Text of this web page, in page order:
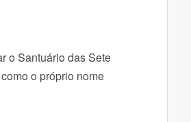
o Santuário das Sete
o próprio nome